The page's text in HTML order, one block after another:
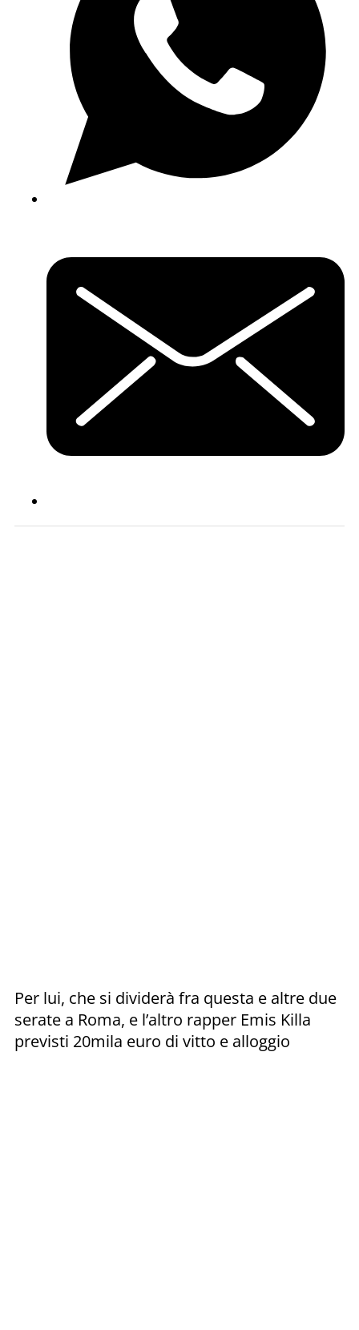
Per lui, che si dividerà fra questa e altre due
serate a Roma, e l’altro rapper Emis Killa
previsti 20mila euro di vitto e alloggio